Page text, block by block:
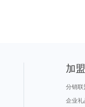
加
分销联
企业礼